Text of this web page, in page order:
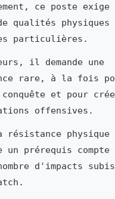
ce poste exige
qualités physiques
particulières.
il demande une
rare, à la fois
et pour
offensives.
physique
un prérequis compte
d'impacts subis